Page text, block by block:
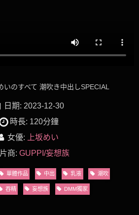
いのすべて 潮吹き中出しSPECIAL
日期: 2023-12-30
時長: 120分鐘
女優:
上坂めい
片商: GUPPI/妄想族
單體作品 中出 乳液 潮吹
吞精 妄想族 DMM獨家